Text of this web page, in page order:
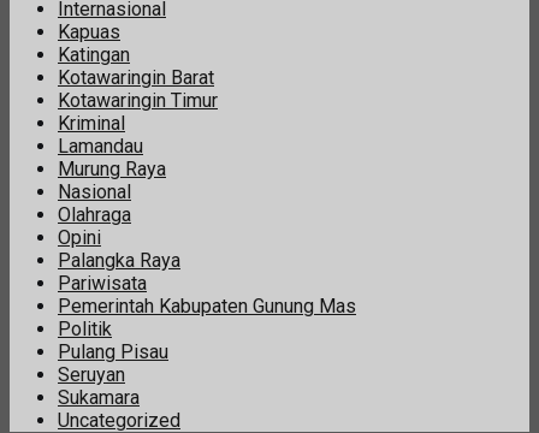
Internasional
Kapuas
Katingan
Kotawaringin Barat
Kotawaringin Timur
Kriminal
Lamandau
Murung Raya
Nasional
Olahraga
Opini
Palangka Raya
Pariwisata
Pemerintah Kabupaten Gunung Mas
Politik
Pulang Pisau
Seruyan
Sukamara
Uncategorized